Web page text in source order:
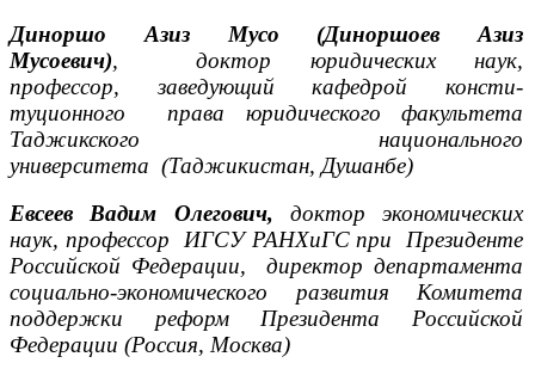
Диноршо
Азиз Мусо (ДиноршоевАзиз
Мусоевич),доктор юридических наук,
профессор,заведующий кафедрой консти­
туционного права юридического факультета
Таджикского национального
университета (Таджикистан, Душанбе)
Евсеев Вадим Олегович, доктор экономических
наук, профессор ИГСУ РАНХиГС при Президенте
Российской Федерации,директор департамента
социально-экономического развития Комитета
поддержки реформ Президента Российской
Федерации (Россия, Москва)